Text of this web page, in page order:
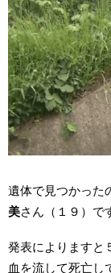
遺体で見つかった
美さん（１９）で
発表によりますと
血を流して死亡し